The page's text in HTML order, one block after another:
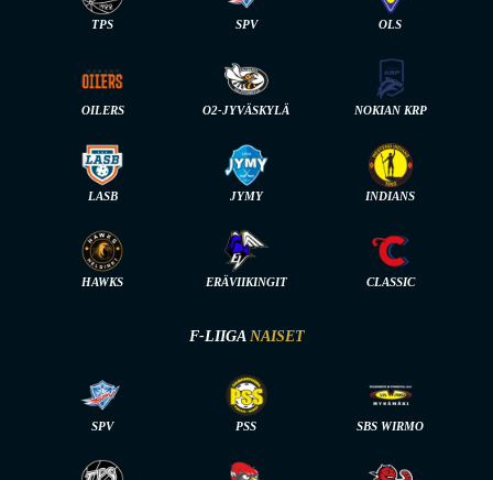
TPS SPV OLS
OILERS O2-JYVÄSKYLÄ NOKIAN KRP
LASB JYMY INDIANS
HAWKS ERÄVIIKINGIT CLASSIC
F-LIIGA NAISET
SPV PSS SBS WIRMO